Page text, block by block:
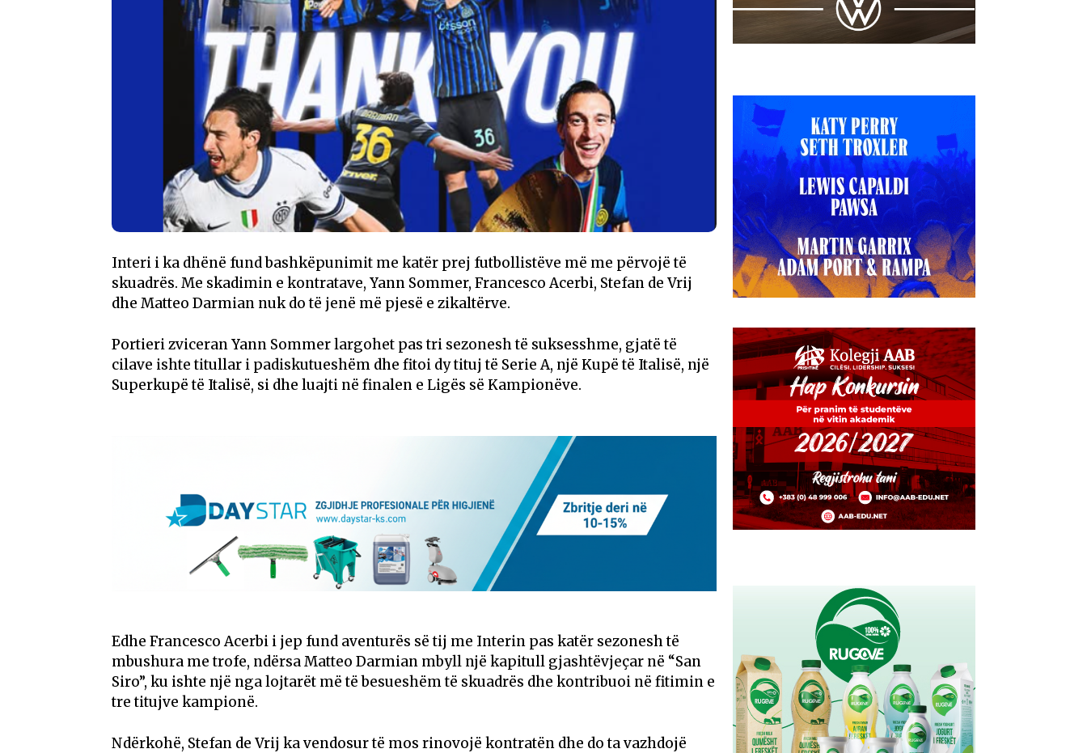
Interi i ka dhënë fund bashkëpunimit me katër prej futbollistëve më me përvojë të
skuadrës. Me skadimin e kontratave, Yann Sommer, Francesco Acerbi, Stefan de Vrij
dhe Matteo Darmian nuk do të jenë më pjesë e zikaltërve.
Portieri zviceran Yann Sommer largohet pas tri sezonesh të suksesshme, gjatë të
cilave ishte titullar i padiskutueshëm dhe fitoi dy tituj të Serie A, një Kupë të Italisë, një
Superkupë të Italisë, si dhe luajti në finalen e Ligës së Kampionëve.
Edhe Francesco Acerbi i jep fund aventurës së tij me Interin pas katër sezonesh të
mbushura me trofe, ndërsa Matteo Darmian mbyll një kapitull gjashtëvjeçar në “San
Siro”, ku ishte një nga lojtarët më të besueshëm të skuadrës dhe kontribuoi në fitimin e
tre titujve kampionë.
Ndërkohë, Stefan de Vrij ka vendosur të mos rinovojë kontratën dhe do ta vazhdojë